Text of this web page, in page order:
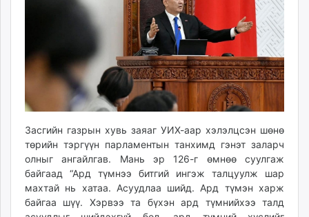
Eguur.mn
24tsag.mn
eagle.mn
ergelt.mn
zarig.mn
today.mn
mminfo.mn
Засгийн газрын хувь заяаг УИХ-аар хэлэлцсэн шөнө
төрийн тэргүүн парламентын танхимд гэнэт заларч
олныг ангайлгав. Мань эр 126-г өмнөө суулгаж
байгаад “Ард түмнээ битгий ингэж талцуулж шар
махтай нь хатаа. Асуудлаа шийд. Ард түмэн харж
байгаа шүү. Хэрвээ та бүхэн ард түмнийхээ талд